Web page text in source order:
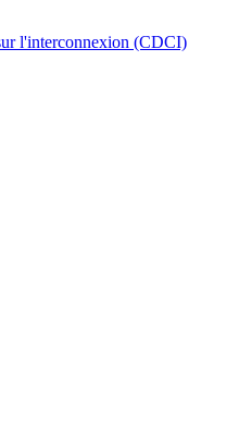
l'interconnexion (CDCI)